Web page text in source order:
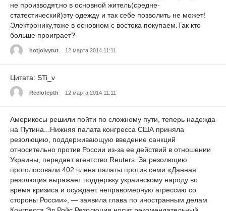
не производят,но в основной житель(средне-
статестический)эту одежду и так себе позволить не может!
Электронику,тоже в основном с востока покупаем.Так кто
больше проиграет?
hotjoivytut 12 марта 2014 11:11
Цитата: STi_v
Reelofepth 12 марта 2014 11:11
Америкосы решили пойти по сложному пути, теперь надежда
на Путина...Нижняя палата конгресса США приняла
резолюцию, поддерживающую введение санкций
относительно против России из-за ее действий в отношении
Украины, передает агентство Reuters. За резолюцию
проголосовали 402 члена палаты против семи.«Данная
резолюция выражает поддержку украинскому народу во
время кризиса и осуждает неправомерную агрессию со
стороны России», — заявила глава по иностранным делам